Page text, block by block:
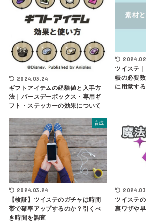
2024.03.24
ギフトアイテムの経験値と入手方
法｜バースデーボックス・専用ギ
フト・ステッカーの効果について
ツイステ
帳の必要
に用意す
育成
2024.03.24
【検証】ツイステのガチャは時間
帯で確率アップするのか？引くべ
き時間を調査
ツイステ
裏ワザや